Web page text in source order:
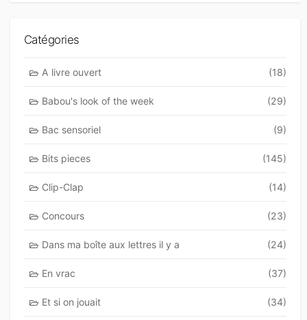
Catégories
A livre ouvert (18)
Babou's look of the week (29)
Bac sensoriel (9)
Bits pieces (145)
Clip-Clap (14)
Concours (23)
Dans ma boîte aux lettres il y a (24)
En vrac (37)
Et si on jouait (34)